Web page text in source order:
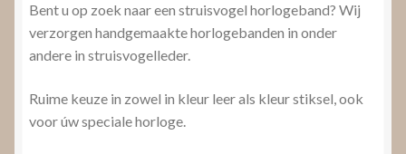
Bent u op zoek naar een struisvogel horlogeband? Wij
verzorgen handgemaakte horlogebanden in onder
andere in struisvogelleder.
Ruime keuze in zowel in kleur leer als kleur stiksel, ook
voor úw speciale horloge.